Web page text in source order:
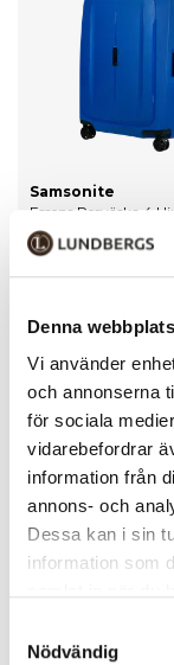
Denna
Vi använder
och annonserna
för sociala
vidarebefordrar
information från
annons- och
Dessa kan i sin
information som
Nödvändig
Essens Resväska 4
Cm
Samsonite
2 699 kr